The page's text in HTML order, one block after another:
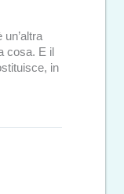
cosa. E il
in